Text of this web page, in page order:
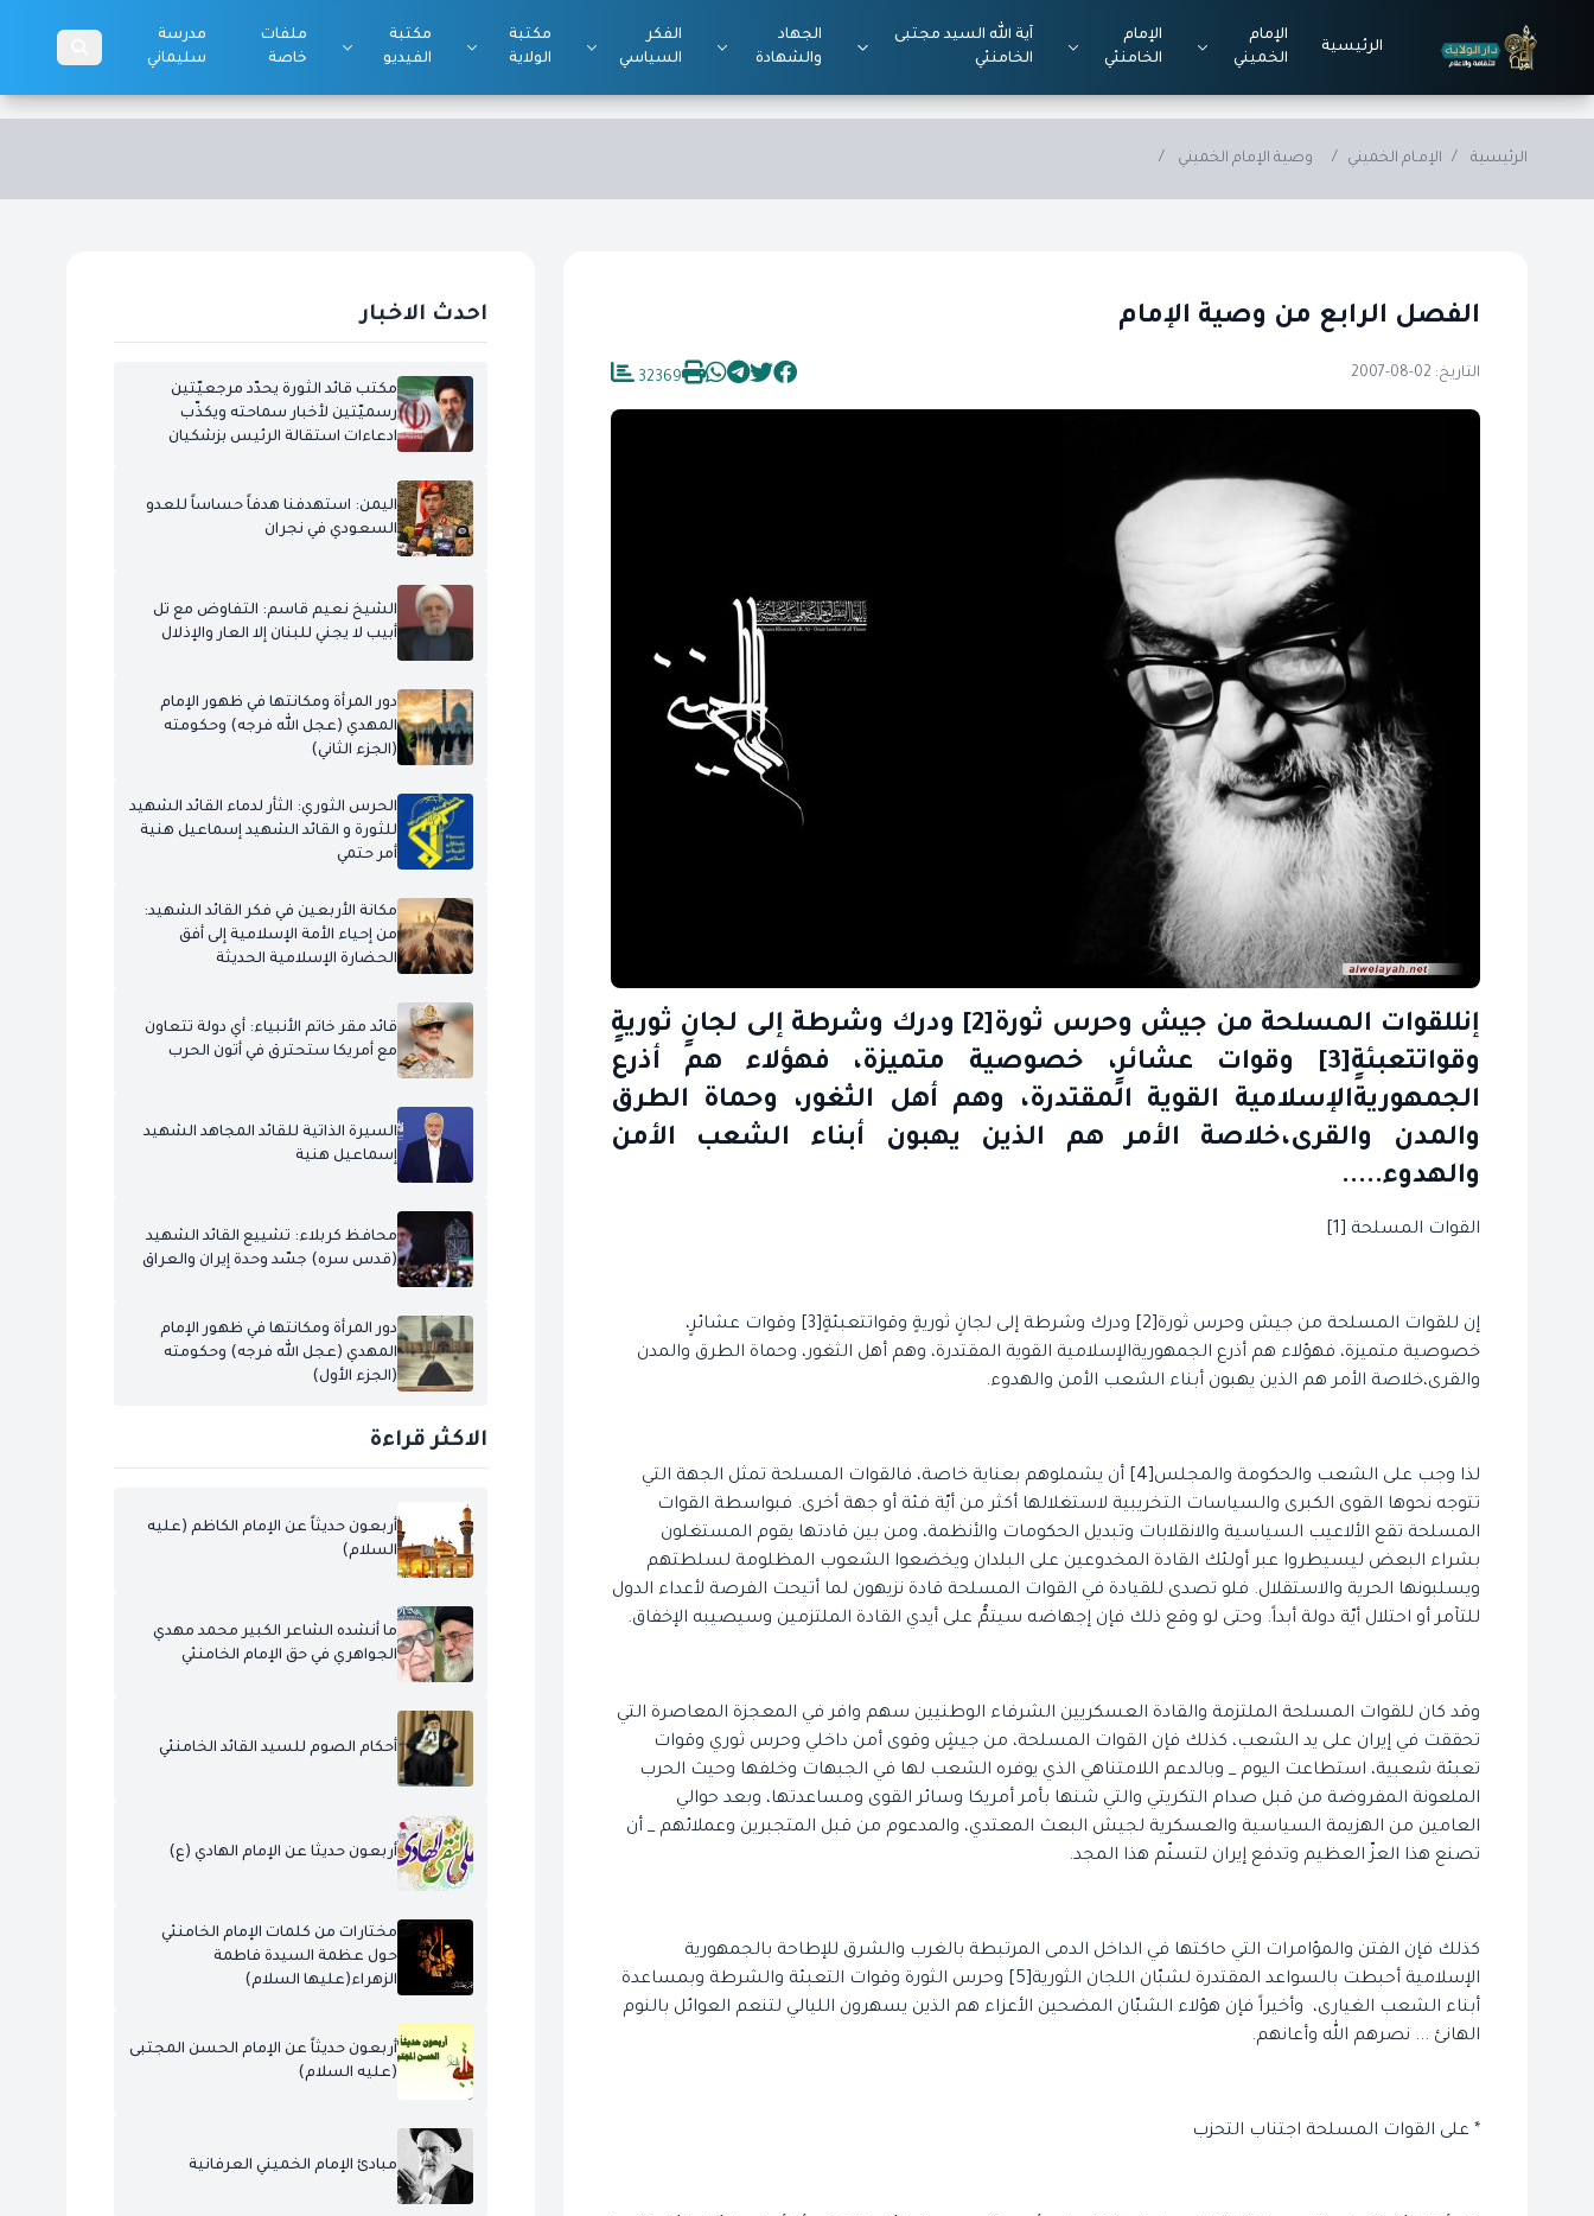
الرئيسية
الإمام
الخميني
الإمام
الخامنئي
آية الله السيد مجتبى
الخامنئي
الجهاد
والشهادة
الفكر
السياسي
مكتبة
الولاية
مكتبة
الفيديو
ملفات
خاصة
مدرسة
سليماني
الرئيسية / الإمـام الخميني / وصية الإمام الخميني /
الفصل الرابع من وصية الإمام
التاريخ: 02-08-2007 32369
إنللقوات المسلحة من جيش وحرس ثورة[2] ودرك وشرطة إلى لجانٍ ثوريةٍ
وقواتتعبئةٍ[3] وقوات عشائرٍ، خصوصية متميزة، فهؤلاء هم أذرع
الجمهوريةالإسلامية القوية المقتدرة، وهم أهل الثغور، وحماة الطرق
والمدن والقرى،خلاصة الأمر هم الذين يهبون أبناء الشعب الأمن
والهدوء.....
القوات المسلحة [1]
إن للقوات المسلحة من جيش وحرس ثورة[2] ودرك وشرطة إلى لجانٍ ثوريةٍ وقواتتعبئةٍ[3] وقوات عشائرٍ،
خصوصية متميزة، فهؤلاء هم أذرع الجمهوريةالإسلامية القوية المقتدرة، وهم أهل الثغور، وحماة الطرق والمدن
والقرى،خلاصة الأمر هم الذين يهبون أبناء الشعب الأمن والهدوء.
لذا وجب على الشعب والحكومة والمجلس[4] أن يشملوهم بعناية خاصة، فالقوات المسلحة تمثل الجهة التي
تتوجه نحوها القوى الكبرى والسياسات التخريبية لاستغلالها أكثر من أيّة فئة أو جهة أخرى. فبواسطة القوات
المسلحة تقع الألاعيب السياسية والانقلابات وتبديل الحكومات والأنظمة، ومن بين قادتها يقوم المستغلون
بشراء البعض ليسيطروا عبر أولئك القادة المخدوعين على البلدان ويخضعوا الشعوب المظلومة لسلطتهم
ويسلبونها الحرية والاستقلال. فلو تصدى للقيادة في القوات المسلحة قادة نزيهون لما أتيحت الفرصة لأعداء الدول
للتآمر أو احتلال أيّة دولة أبداً. وحتى لو وقع ذلك فإن إجهاضه سيتمُّ على أيدي القادة الملتزمين وسيصيبه الإخفاق.
وقد كان للقوات المسلحة الملتزمة والقادة العسكريين الشرفاء الوطنيين سهم وافر في المعجزة المعاصرة التي
تحققت في إيران على يد الشعب، كذلك فإن القوات المسلحة، من جيشٍ وقوى أمن داخلي وحرس ثوري وقوات
تعبئة شعبية، استطاعت اليوم _ وبالدعم اللامتناهي الذي يوفره الشعب لها في الجبهات وخلفها وحيث الحرب
الملعونة المفروضة من قبل صدام التكريتي والتي شنها بأمر أمريكا وسائر القوى ومساعدتها، وبعد حوالي
العامين من الهزيمة السياسية والعسكرية لجيش البعث المعتدي، والمدعوم من قبل المتجبرين وعملائهم _ أن
تصنع هذا العزّ العظيم وتدفع إيران لتسنّم هذا المجد.
كذلك فإن الفتن والمؤامرات التي حاكتها في الداخل الدمى المرتبطة بالغرب والشرق للإطاحة بالجمهورية
الإسلامية أحبطت بالسواعد المقتدرة لشبّان اللجان الثورية[5] وحرس الثورة وقوات التعبئة والشرطة وبمساعدة
أبناء الشعب الغيارى، وأخيراً فإن هؤلاء الشبّان المضحين الأعزاء هم الذين يسهرون الليالي لتنعم العوائل بالنوم
الهانئ ... نصرهم الله وأعانهم.
* على القوات المسلحة اجتناب التحزب
احدث الاخبار
مكتب قائد الثورة يحدّد مرجعيّتين
رسميّتين لأخبار سماحته ويكذّب
ادعاءات استقالة الرئيس بزشكيان
اليمن: استهدفنا هدفاً حساساً للعدو
السعودي في نجران
الشيخ نعيم قاسم: التفاوض مع تل
أبيب لا يجني للبنان إلا العار والإذلال
دور المرأة ومكانتها في ظهور الإمام
المهدي (عجل الله فرجه) وحكومته
(الجزء الثاني)
الحرس الثوري: الثأر لدماء القائد الشهيد
للثورة و القائد الشهيد إسماعيل هنية
أمر حتمي
مكانة الأربعين في فكر القائد الشهيد:
من إحياء الأمة الإسلامية إلى أفق
الحضارة الإسلامية الحديثة
قائد مقر خاتم الأنبياء: أي دولة تتعاون
مع أمريكا ستحترق في أتون الحرب
السيرة الذاتية للقائد المجاهد الشهيد
إسماعيل هنية
محافظ كربلاء: تشييع القائد الشهيد
(قدس سره) جسّد وحدة إيران والعراق
دور المرأة ومكانتها في ظهور الإمام
المهدي (عجل الله فرجه) وحكومته
(الجزء الأول)
الاكثر قراءة
أربعون حديثاً عن الإمام الكاظم (عليه
السلام)
ما أنشده الشاعر الكبير محمد مهدي
الجواهري في حق الإمام الخامنئي
أحكام الصوم للسيد القائد الخامنئي
أربعون حديثا عن الإمام الهادي (ع)
مختارات من كلمات الإمام الخامنئي
حول عظمة السيدة فاطمة
الزهراء(عليها السلام)
أربعون حديثاً عن الإمام الحسن المجتبى
(عليه السلام)
مبادئ الإمام الخميني العرفانية